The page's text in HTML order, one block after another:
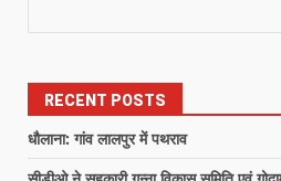
RECENT POSTS
धौलाना: गांव लालपुर में पथराव